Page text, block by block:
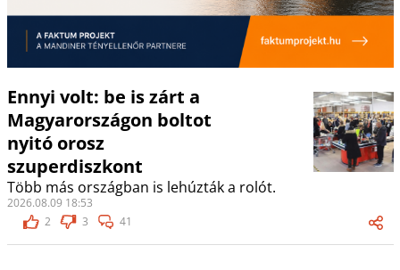
Ennyi volt: be is zárt a
Magyarországon boltot
nyitó orosz
szuperdiszkont
Több más országban is lehúzták a rolót.
2026.08.09 18:53
2
3 41